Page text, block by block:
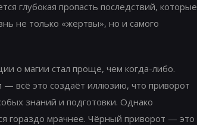
глубокая пропасть последствий, которые
не только «жертвы», но и самого
о магии стал проще, чем когда-либо.
— всё это создаёт иллюзию, что приворот
знаний и подготовки. Однако
гораздо мрачнее. Чёрный приворот — это